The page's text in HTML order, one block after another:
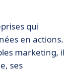
qui
en actions.
marketing, il
ses